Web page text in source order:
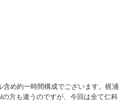
含め約一時間構成でございます。梶浦
方も違うのですが、今回は全て仁科